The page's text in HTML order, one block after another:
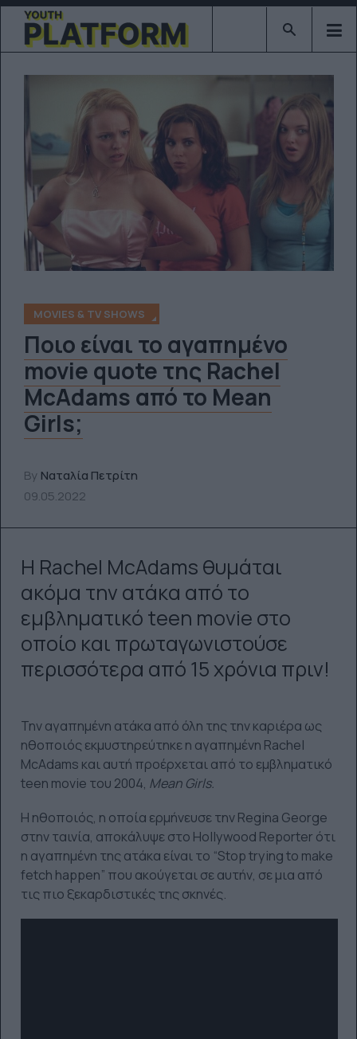
Type 2 or
MOVIES & TV SHOWS
Ποιο είναι το αγαπημένο
movie quote της Rachel
McAdams από το Mean
Girls;
By Ναταλία Πετρίτη
09.05.2022
Η Rachel McAdams θυμάται
ακόμα την ατάκα από το
εμβληματικό teen movie στο
οποίο και πρωταγωνιστούσε
περισσότερα από 15 χρόνια πριν!
Την αγαπημένη ατάκα από όλη της την καριέρα ως
ηθοποιός εκμυστηρεύτηκε η αγαπημένη Rachel
McAdams και αυτή προέρχεται από το εμβληματικό
teen movie του 2004, Mean Girls.
Η ηθοποιός, η οποία ερμήνευσε την Regina George
στην ταινία, αποκάλυψε στο Hollywood Reporter ότι
η αγαπημένη της ατάκα είναι το “Stop trying to make
fetch happen” που ακούγεται σε αυτήν, σε μια από
τις πιο ξεκαρδιστικές της σκηνές.